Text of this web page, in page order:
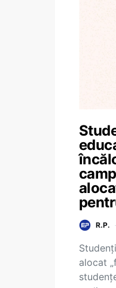
R.P.
alocat